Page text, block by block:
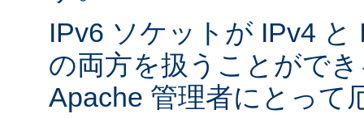
IPv6 ソケットが IPv4
の両方を扱うことがで
Apache 管理者にとって